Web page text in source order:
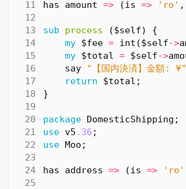
has amount => (is => 'ro' ,
sub process
($self) {
my $fee = int ($self->
my $total = $self->
say
"【国内決済】金額: ¥"
return
$total ;
}
package DomesticShipping ;
use v5 .36 ;
use
Moo ;
has address => (is => 'ro'